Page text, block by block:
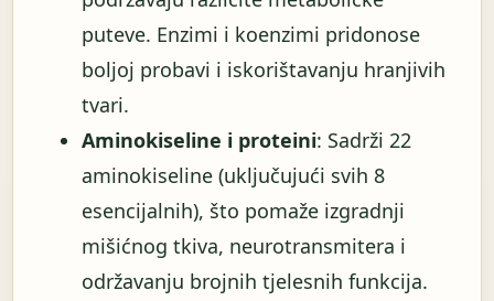
puteve. Enzimi i koenzimi pridonose
boljoj probavi i iskorištavanju hranjivih
tvari.
Aminokiseline i proteini: Sadrži 22
aminokiseline (uključujući svih 8
esencijalnih), što pomaže izgradnji
mišićnog tkiva, neurotransmitera i
održavanju brojnih tjelesnih funkcija.